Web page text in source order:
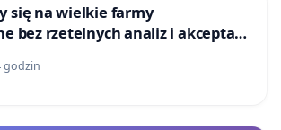
się na wielkie farmy
bez rzetelnych analiz i akceptacji
godzin